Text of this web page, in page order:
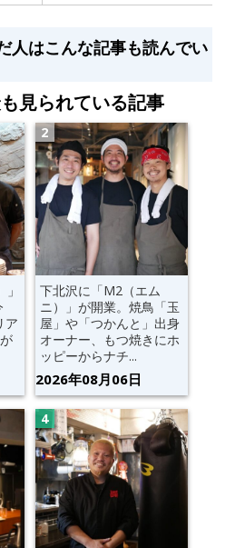
人はこんな記事も読んでい
見られている記事
ア
下北沢に「M2（エム
ニ）」が開業。焼鳥「玉
屋」や「つかんと」出身
オーナー、もつ焼きにホ
ッピーからナチ...
2026年08月06日